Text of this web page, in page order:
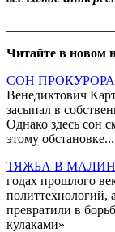
Читайте в новом
СОН ПРОКУРОРА
Венедиктович
засыпал в
Однако здесь сон
этому обстановке...
ТЯЖБА В
годах прошлого
превратили в
кулаками»